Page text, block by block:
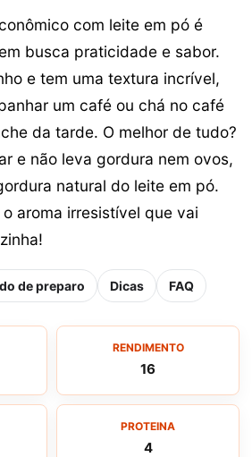
com leite em pó é
busca praticidade e sabor.
e tem uma textura incrível,
um café ou chá no café
da tarde. O melhor de tudo?
e não leva gordura nem ovos,
natural do leite em pó.
aroma irresistível que vai
de preparo Dicas FAQ
RENDIMENTO
16
PROTEINA
4